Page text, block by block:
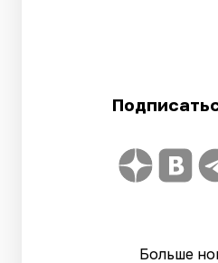
Больше